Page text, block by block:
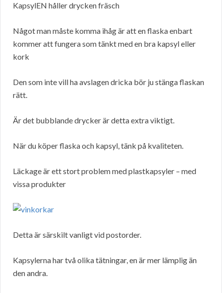
KapsylEN håller drycken fräsch
Något man måste komma ihåg är att en flaska enbart
kommer att fungera som tänkt med en bra kapsyl eller
kork
Den som inte vill ha avslagen dricka bör ju stänga flaskan
rätt.
Är det bubblande drycker är detta extra viktigt.
När du köper flaska och kapsyl, tänk på kvaliteten.
Läckage är ett stort problem med plastkapsyler – med
vissa produkter
Detta är särskilt vanligt vid postorder.
Kapsylerna har två olika tätningar, en är mer lämplig än
den andra.